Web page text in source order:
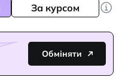
За курсом
Обміняти